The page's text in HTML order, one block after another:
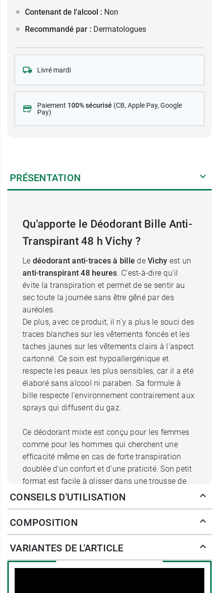
Contenant de l'alcool : Non
Recommandé par : Dermatologues
Livré mardi
Paiement 100% sécurisé (CB, Apple Pay, Google
Pay)
PRÉSENTATION
Qu'apporte le Déodorant Bille Anti-
Transpirant 48 h Vichy ?
Le déodorant anti-traces à bille de Vichy est un
anti-transpirant 48 heures. C'est-à-dire qu'il
évite la transpiration et permet de se sentir au
sec toute la journée sans être gêné par des
auréoles.
De plus, avec ce produit, il n'y a plus le souci des
traces blanches sur les vêtements foncés et les
taches jaunes sur les vêtements clairs à l'aspect
cartonné. Ce soin est hypoallergénique et
respecte les peaux les plus sensibles, car il a été
élaboré sans alcool ni paraben. Sa formule à
bille respecte l'environnement contrairement aux
sprays qui diffusent du gaz.
Ce déodorant mixte est conçu pour les femmes
comme pour les hommes qui cherchent une
efficacité même en cas de forte transpiration
doublée d'un confort et d'une praticité. Son petit
format est facile à glisser dans une trousse de
toilette ou dans un sac de voyage pour
Déodorant Bille Anti-Transpirant
48h Vichy : la formule
La perlite est un matériau à l’aspect granuleux et
CONSEILS D'UTILISATION
COMPOSITION
VARIANTES DE L'ARTICLE